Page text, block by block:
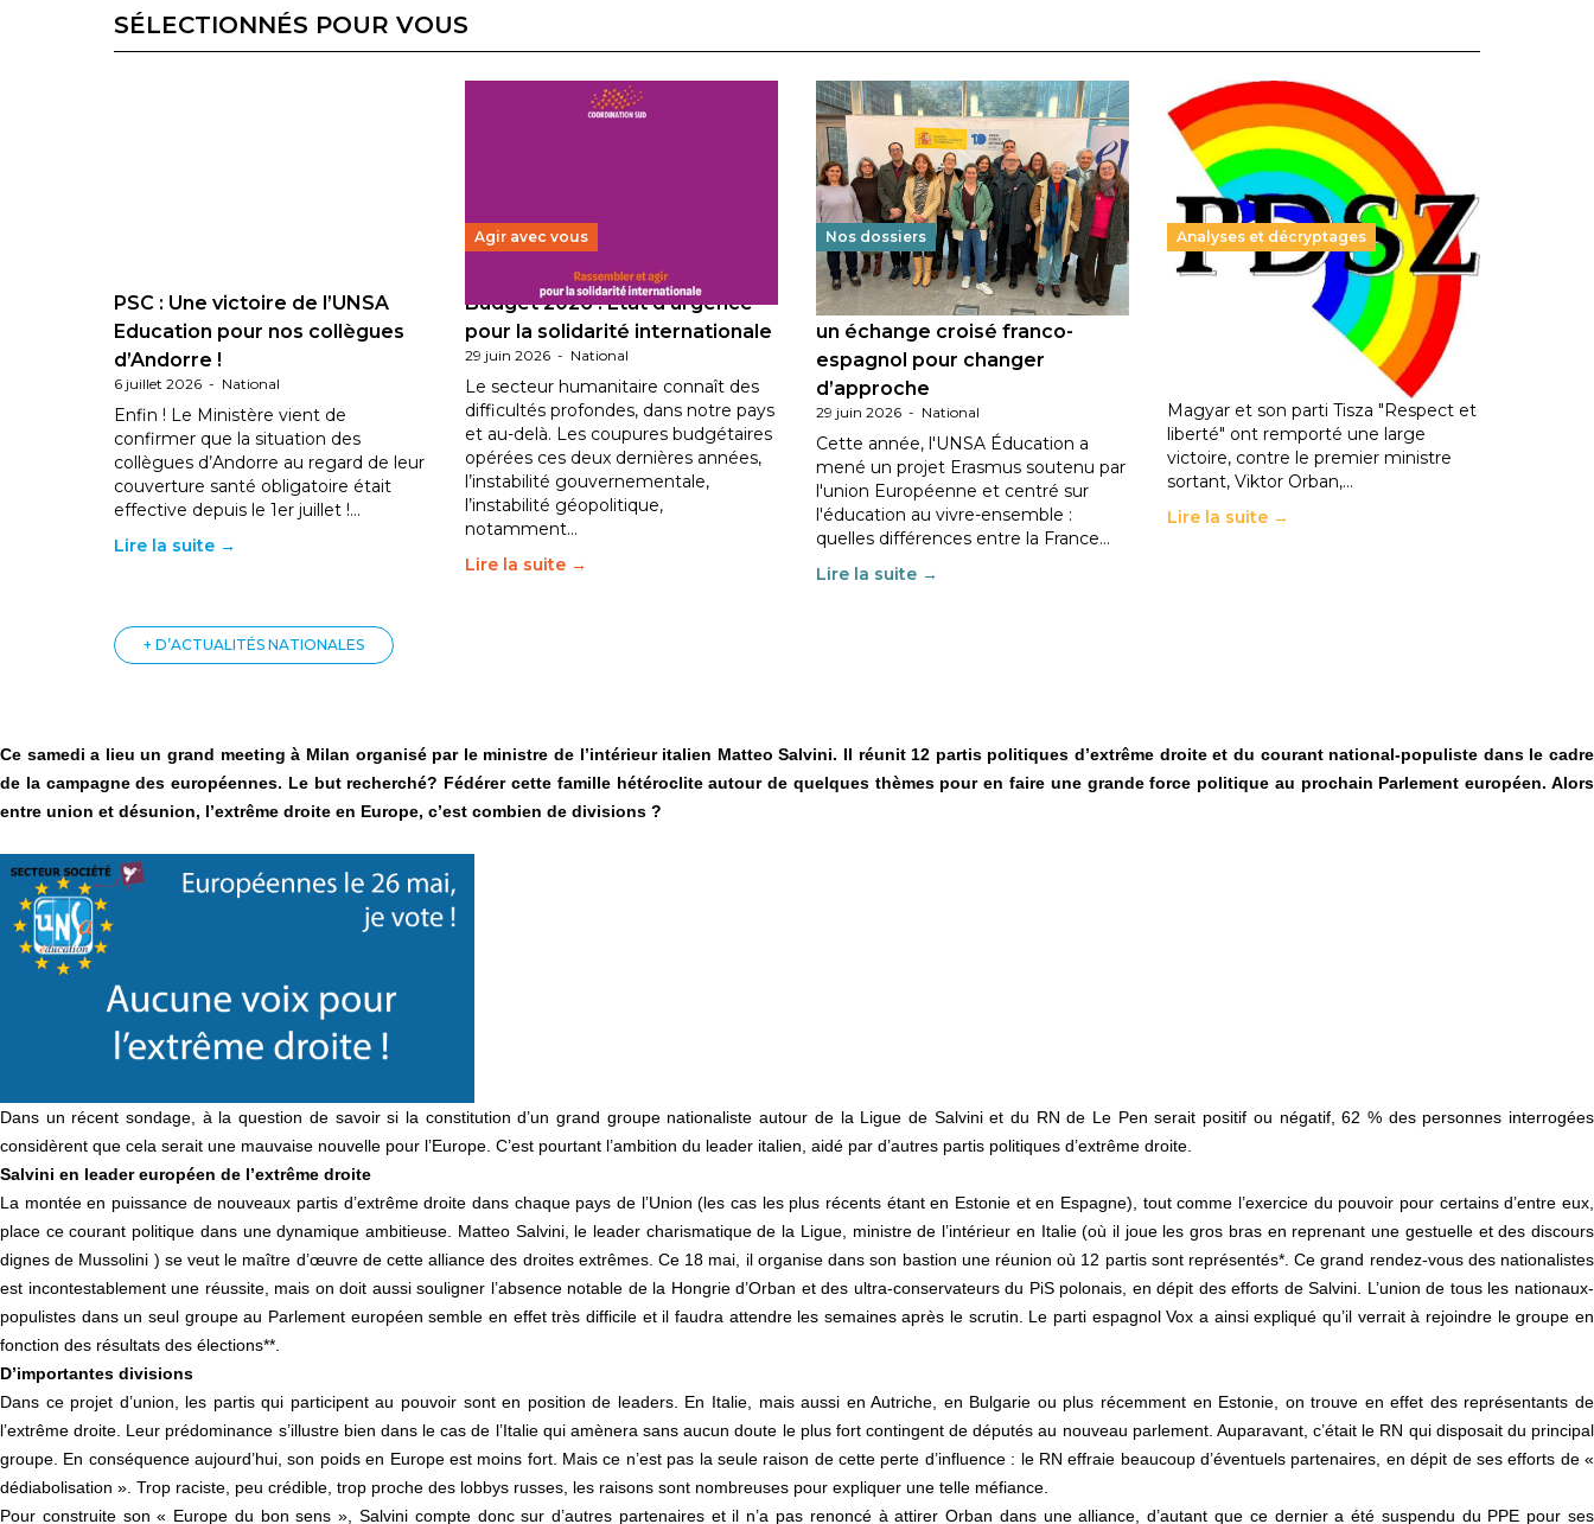
SÉLECTIONNÉS POUR VOUS
PSC : Une victoire de l’UNSA
Education pour nos collègues
d’Andorre !
6 juillet 2026 - National
Enfin ! Le Ministère vient de
confirmer que la situation des
collègues d’Andorre au regard de leur
couverture santé obligatoire était
effective depuis le 1er juillet !…
Lire la suite →
Agir avec vous
Budget 2026 : État d’urgence
pour la solidarité internationale
29 juin 2026 - National
Le secteur humanitaire connaît des
difficultés profondes, dans notre pays
et au-delà. Les coupures budgétaires
opérées ces deux dernières années,
l’instabilité gouvernementale,
l’instabilité géopolitique,
notamment…
Lire la suite →
Nos dossiers
Éducation au vivre-ensemble :
un échange croisé franco-
espagnol pour changer
d’approche
29 juin 2026 - National
Cette année, l'UNSA Éducation a
mené un projet Erasmus soutenu par
l'union Européenne et centré sur
l'éducation au vivre-ensemble :
quelles différences entre la France…
Lire la suite →
Analyses et décryptages
Hongrie : du changement pour
les politiques éducatives, aussi !
En Hongrie, le conservateur Peter
Magyar et son parti Tisza "Respect et
liberté" ont remporté une large
victoire, contre le premier ministre
sortant, Viktor Orban,…
Lire la suite →
+ D’ACTUALITÉS NATIONALES
Ce samedi a lieu un grand meeting à Milan organisé par le ministre de l’intérieur italien Matteo Salvini. Il réunit 12 partis politiques d’extrême droite et du courant national-populiste dans le cadre
de la campagne des européennes. Le but recherché? Fédérer cette famille hétéroclite autour de quelques thèmes pour en faire une grande force politique au prochain Parlement européen. Alors
entre union et désunion, l’extrême droite en Europe, c’est combien de divisions ?
Dans un récent sondage, à la question de savoir si la constitution d’un grand groupe nationaliste autour de la Ligue de Salvini et du RN de Le Pen serait positif ou négatif, 62 % des personnes interrogées
considèrent que cela serait une mauvaise nouvelle pour l’Europe. C’est pourtant l’ambition du leader italien, aidé par d’autres partis politiques d’extrême droite.
Salvini en leader européen de l’extrême droite
La montée en puissance de nouveaux partis d’extrême droite dans chaque pays de l’Union (les cas les plus récents étant en Estonie et en Espagne), tout comme l’exercice du pouvoir pour certains d’entre eux,
place ce courant politique dans une dynamique ambitieuse. Matteo Salvini, le leader charismatique de la Ligue, ministre de l’intérieur en Italie (où il joue les gros bras en reprenant une gestuelle et des discours
dignes de Mussolini ) se veut le maître d’œuvre de cette alliance des droites extrêmes. Ce 18 mai, il organise dans son bastion une réunion où 12 partis sont représentés*. Ce grand rendez-vous des nationalistes
est incontestablement une réussite, mais on doit aussi souligner l’absence notable de la Hongrie d’Orban et des ultra-conservateurs du PiS polonais, en dépit des efforts de Salvini. L’union de tous les nationaux-
populistes dans un seul groupe au Parlement européen semble en effet très difficile et il faudra attendre les semaines après le scrutin. Le parti espagnol Vox a ainsi expliqué qu’il verrait à rejoindre le groupe en
fonction des résultats des élections**.
D’importantes divisions
Dans ce projet d’union, les partis qui participent au pouvoir sont en position de leaders. En Italie, mais aussi en Autriche, en Bulgarie ou plus récemment en Estonie, on trouve en effet des représentants de
l’extrême droite. Leur prédominance s’illustre bien dans le cas de l’Italie qui amènera sans aucun doute le plus fort contingent de députés au nouveau parlement. Auparavant, c’était le RN qui disposait du principal
groupe. En conséquence aujourd’hui, son poids en Europe est moins fort. Mais ce n’est pas la seule raison de cette perte d’influence : le RN effraie beaucoup d’éventuels partenaires, en dépit de ses efforts de «
dédiabolisation ». Trop raciste, peu crédible, trop proche des lobbys russes, les raisons sont nombreuses pour expliquer une telle méfiance.
Pour construite son « Europe du bon sens », Salvini compte donc sur d’autres partenaires et il n’a pas renoncé à attirer Orban dans une alliance, d’autant que ce dernier a été suspendu du PPE pour ses